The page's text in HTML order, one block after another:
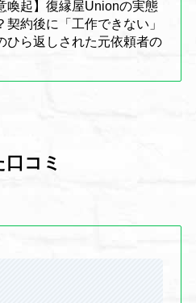
喚起】復縁屋Unionの実態
契約後に「工作できない」
ひら返しされた元依頼者の
コミ